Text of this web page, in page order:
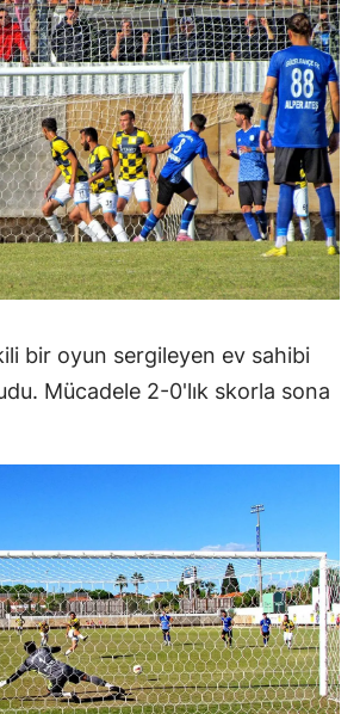
bir oyun sergileyen ev sahibi
Mücadele 2-0'lık skorla sona